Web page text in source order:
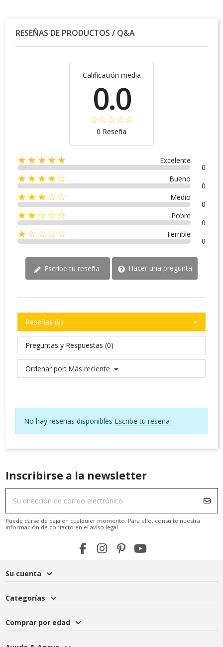
RESEÑAS DE PRODUCTOS / Q&A
Calificación media
0.0
0 Reseña
★★★★★ Excelente
0
★★★★☆ Bueno
0
★★★☆☆ Medio
0
★★☆☆☆ Pobre
0
★☆☆☆☆ Terrible
0
Escribe tu reseña Hacer una pregunta
Reseñas (0)
Preguntas y Respuestas (0)
Ordenar por: Más reciente
No hay reseñas disponibles Escribe tu reseña
Inscribirse a la newsletter
Puede darse de baja en cualquier momento. Para ello, consulte nuestra
información de contacto en el aviso legal.
Su cuenta
Categorías
Comprar por edad